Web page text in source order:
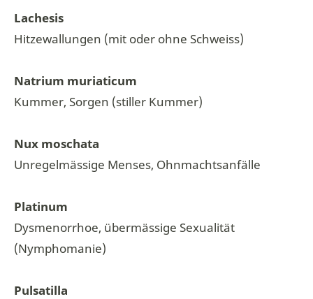
Lachesis
Hitzewallungen (mit oder ohne Schweiss)
Natrium muriaticum
Kummer, Sorgen (stiller Kummer)
Nux moschata
Unregelmässige Menses, Ohnmachtsanfälle
Platinum
Dysmenorrhoe, übermässige Sexualität
(Nymphomanie)
Pulsatilla